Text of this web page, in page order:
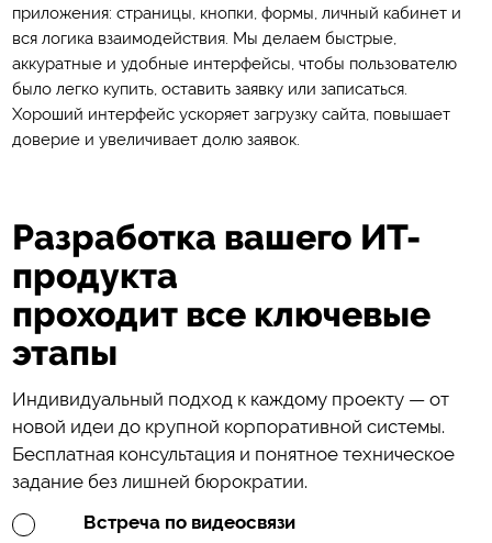
приложения: страницы, кнопки, формы, личный кабинет и
вся логика взаимодействия. Мы делаем быстрые,
аккуратные и удобные интерфейсы, чтобы пользователю
было легко купить, оставить заявку или записаться.
Хороший интерфейс ускоряет загрузку сайта, повышает
доверие и увеличивает долю заявок.
Разработка вашего ИТ-
продукта
проходит все ключевые
этапы
Индивидуальный подход к каждому проекту — от
новой идеи до крупной корпоративной системы.
Бесплатная консультация и понятное техническое
задание без лишней бюрократии.
Встреча по видеосвязи